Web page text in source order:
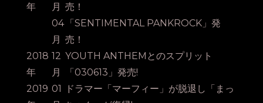
年
月 売！
04
月
「SENTIMENTAL PANKROCK」発
売！
2018
年
12
月
YOUTH ANTHEMとのスプリット
「030613」発売!
2019 01
ドラマー「マーフィー」が脱退し「まっ